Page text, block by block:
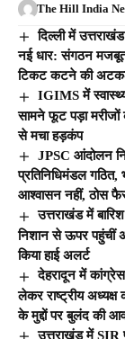
The Hill India
दिल्ली में
नई धार: संगठन
टिकट कटने की अटकलों
IGIMS में
सामने फूट पड़ा मरीजों
से मचा हड़कंप
JPSC आंदोलन
प्रतिनिधिमंडल
आश्वासन नहीं, ठोस
उत्तराखंड में
निशान से ऊपर पहुंचीं
किया हाई अलर्ट
देहरादून में कांग्रेस
लेकर राष्ट्रीय अध्यक्ष
के मुद्दों पर बुलंद की
उत्तराखंड में SIR